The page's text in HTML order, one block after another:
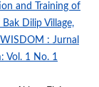
and Training of
Dilip Village,
WISDOM : Jurnal
Vol. 1 No. 1